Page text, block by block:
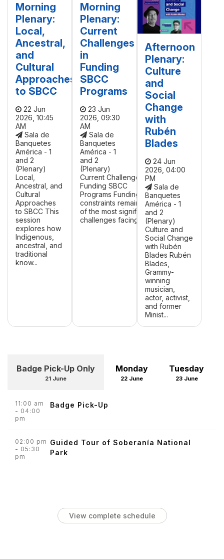
Morning
Plenary:
Local,
Ancestral,
and
Cultural
Approaches
to SBCC
22 Jun
2026, 10:45
AM
Sala de
Banquetes
América - 1
and 2
(Plenary)
Local,
Ancestral, and
Cultural
Approaches
to SBCC This
session
explores how
Indigenous,
ancestral, and
traditional
know...
Morning
Plenary:
Current
Challenges
in
Funding
SBCC
Programs
23 Jun
2026, 09:30
AM
Sala de
Banquetes
América - 1
and 2
(Plenary)
Current Challenges in
Funding SBCC
Programs Funding
constraints remain one
of the most significant
challenges facing ...
Afternoon
Plenary:
Culture
and
Social
Change
with
Rubén
Blades
24 Jun
2026, 04:00
PM
Sala de
Banquetes
América - 1
and 2
(Plenary)
Culture and
Social Change
with Rubén
Blades Rubén
Blades,
Grammy-
winning
musician,
actor, activist,
and former
Minist...
Badge Pick-Up Only
21 June
Monday
22 June
Tuesday
23 June
11:00 am
- 04:00
pm
Badge Pick-Up
02:00 pm
- 05:30
pm
Guided Tour of Soberanía National
Park
View complete schedule